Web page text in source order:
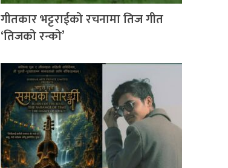
गीतकार भट्टराईको रचनामा तिज गीत
‘तिजको रन्को’